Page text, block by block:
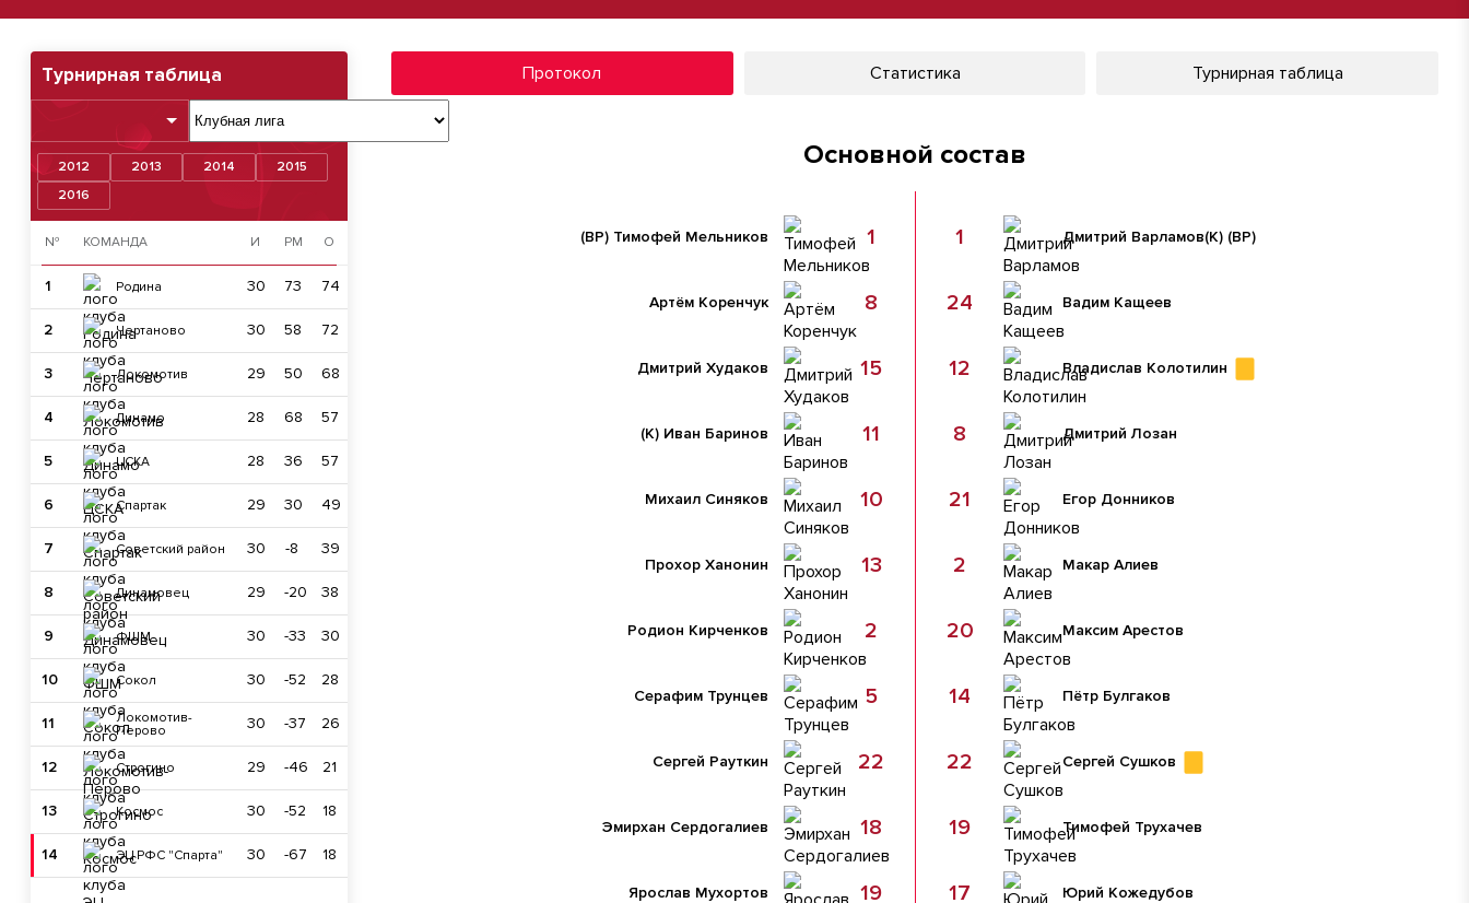
Турнирная таблица
2012 2013 2014
2015
2016
№ КОМАНДА И РМ О
1 Родина 30 73 74
2 Чертаново 30 58 72
3 Локомотив 29 50 68
4 Динамо 28 68 57
5 ЦСКА 28 36 57
6 Спартак 29 30 49
7 Советский район 30 -8 39
8 Динамовец 29 -20 38
9 ФШМ 30 -33 30
10 Сокол 30 -52 28
11
Локомотив-
Перово
30 -37 26
12 Строгино 29 -46 21
13 Космос 30 -52 18
14 ЭЦ РФС "Спарта" 30 -67 18
Протокол Статистика Турнирная таблица
Основной состав
Тимофей Мельников
(ВР) 1
Артём Коренчук 8
Дмитрий Худаков 15
Иван Баринов
(К) 11
Михаил Синяков 10
Прохор Ханонин 13
Родион Кирченков 2
Серафим Трунцев 5
Сергей Рауткин 22
Эмирхан Сердогалиев 18
Ярослав Мухортов 19
Дмитрий Варламов(К) (ВР)
1
Вадим Кащеев
24
Владислав Колотилин
12
Дмитрий Лозан
8
Егор Донников
21
Макар Алиев
2
Максим Арестов
20
Пётр Булгаков
14
Сергей Сушков
22
Тимофей Трухачев
19
Юрий Кожедубов
17